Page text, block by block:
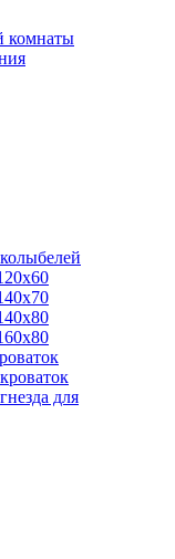
комнаты
для